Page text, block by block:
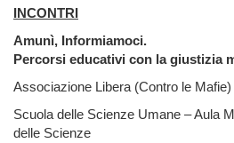
INCONTRI
Amunì, Informiamoci.
Percorsi educativi con la giustizia
Associazione Libera (Contro le Mafie)
Scuola delle Scienze Umane – Aula
delle Scienze